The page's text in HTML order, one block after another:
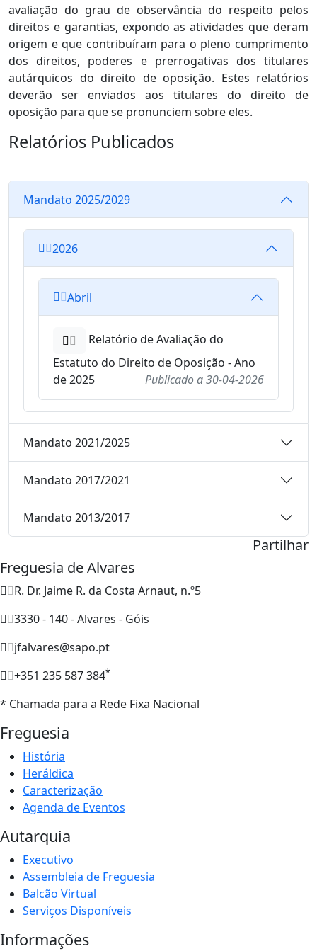
avaliação do grau de observância do respeito pelos
direitos e garantias, expondo as atividades que deram
origem e que contribuíram para o pleno cumprimento
dos direitos, poderes e prerrogativas dos titulares
autárquicos do direito de oposição. Estes relatórios
deverão ser enviados aos titulares do direito de
oposição para que se pronunciem sobre eles.
Relatórios Publicados
Mandato 2025/2029
2026
Abril
Relatório de Avaliação do
Estatuto do Direito de Oposição - Ano
de 2025
Publicado a30-04-2026
Mandato 2021/2025
Mandato 2017/2021
Mandato 2013/2017
Partilhar
Freguesia de Alvares
R. Dr. Jaime R. da Costa Arnaut, n.º5
3330 - 140 - Alvares - Góis
jfalvares@sapo.pt
+351 235 587 384*
* Chamada para a Rede Fixa Nacional
Freguesia
História
Heráldica
Caracterização
Agenda de Eventos
Autarquia
Executivo
Assembleia de Freguesia
Balcão Virtual
Serviços Disponíveis
Informações